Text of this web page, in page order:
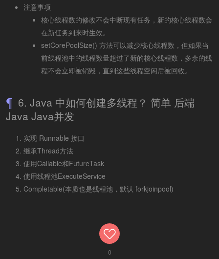
注意事项
核心线程数的修改不会中断现有任务，新的核心线程数会
在新任务到来时生效。
setCorePoolSize() 方法可以减少核心线程数，但如果当
前线程池中的线程数量超过了新的核心线程数，多余的线
程不会立即被销毁，直到这些线程空闲后被回收。
6. Java 中如何创建多线程？ 简单 后端
Java Java并发
实现 Runnable 接口
继承Thread方法
使用Callable和FutureTask
使用线程池ExecuteService
Completable(本质也是线程池，默认 forkjoinpool)
0